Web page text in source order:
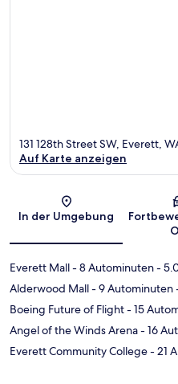
131 128th Street SW, Everett,
Auf Karte anzeigen
In der Umgebung
Everett Mall- 8 Autominuten-
Alderwood Mall- 9 Autominuten
Boeing Future of Flight- 15
Angel of the Winds Arena- 16
Everett Community College- 21